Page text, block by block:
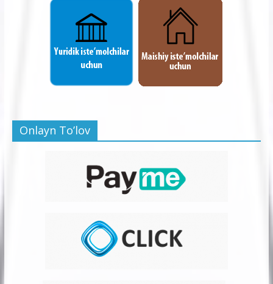
Onlayn To’lov